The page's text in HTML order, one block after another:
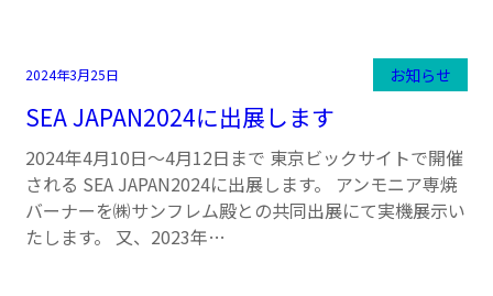
2024年3月25日 お知らせ
SEA JAPAN2024に出展します
2024年4月10日～4月12日まで 東京ビックサイトで開催
される SEA JAPAN2024に出展します。 アンモニア専焼
バーナーを㈱サンフレム殿との共同出展にて実機展示い
たします。 又、2023年…